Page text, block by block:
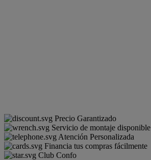
Precio Garantizado
Servicio de montaje disponible
Atención Personalizada
Financia tus compras fácilmente
Club Confo